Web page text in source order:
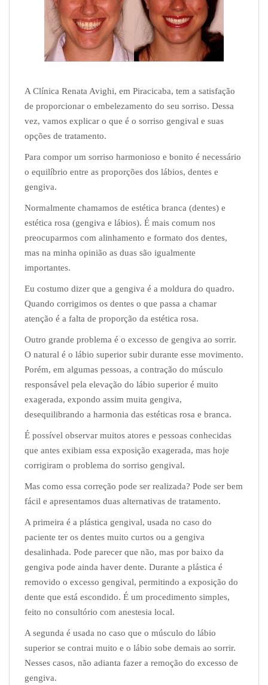
A Clínica Renata Avighi, em Piracicaba, tem a satisfação
de proporcionar o embelezamento do seu sorriso. Dessa
vez, vamos explicar o que é o sorriso gengival e suas
opções de tratamento.
Para compor um sorriso harmonioso e bonito é necessário
o equilíbrio entre as proporções dos lábios, dentes e
gengiva.
Normalmente chamamos de estética branca (dentes) e
estética rosa (gengiva e lábios). É mais comum nos
preocuparmos com alinhamento e formato dos dentes,
mas na minha opinião as duas são igualmente
importantes.
Eu costumo dizer que a gengiva é a moldura do quadro.
Quando corrigimos os dentes o que passa a chamar
atenção é a falta de proporção da estética rosa.
Outro grande problema é o excesso de gengiva ao sorrir.
O natural é o lábio superior subir durante esse movimento.
Porém, em algumas pessoas, a contração do músculo
responsável pela elevação do lábio superior é muito
exagerada, expondo assim muita gengiva,
desequilibrando a harmonia das estéticas rosa e branca.
É possível observar muitos atores e pessoas conhecidas
que antes exibiam essa exposição exagerada, mas hoje
corrigiram o problema do sorriso gengival.
Mas como essa correção pode ser realizada? Pode ser bem
fácil e apresentamos duas alternativas de tratamento.
A primeira é a plástica gengival, usada no caso do
paciente ter os dentes muito curtos ou a gengiva
desalinhada. Pode parecer que não, mas por baixo da
gengiva pode ainda haver dente. Durante a plástica é
removido o excesso gengival, permitindo a exposição do
dente que está escondido. É um procedimento simples,
feito no consultório com anestesia local.
A segunda é usada no caso que o músculo do lábio
superior se contrai muito e o lábio sobe demais ao sorrir.
Nesses casos, não adianta fazer a remoção do excesso de
gengiva.